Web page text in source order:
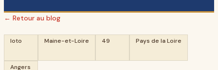
← Retour au blog
loto Maine-et-Loire 49 Pays de la Loire
Angers